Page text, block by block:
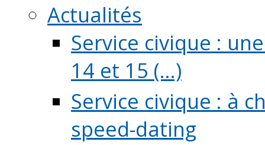
Actualités
Service civique :
14 et 15 (...)
Service civique : à
speed-dating